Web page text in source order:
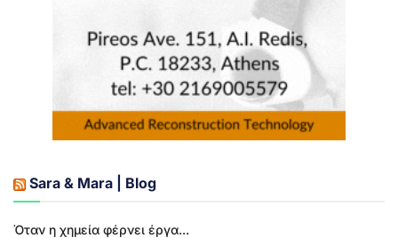
Sara & Mara | Blog
Όταν η χημεία φέρνει έργα...